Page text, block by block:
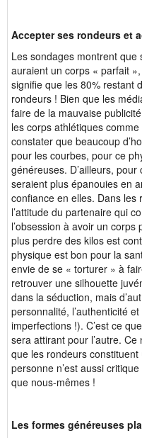
Accepter ses rondeurs et
Les sondages montrent
auraient un corps « parfait
signifie que les 80% restant
rondeurs ! Bien que les
faire de la mauvaise
les corps athlétiques
constater que beaucoup
pour les courbes, pour ce
généreuses. D’ailleurs,
seraient plus épanouies en
confiance en elles. Dans les
l’attitude du partenaire qui
l’obsession à avoir un corps
plus perdre des kilos est
physique est bon pour la
envie de se « torturer » à
retrouver une silhouette
dans la séduction, mais
personnalité, l’authenticité
imperfections !). C’est ce
sera attirant pour l’autre.
que les rondeurs constituent
personne n’est aussi
que nous-mêmes !
Les formes généreuses